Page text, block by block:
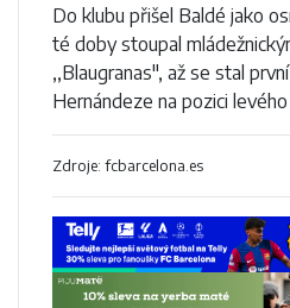
Do klubu přišel Baldé jako
té doby stoupal
,,Blaugranas", až se stal
Hernándeze na pozici
Zdroje: fcbarcelona.es